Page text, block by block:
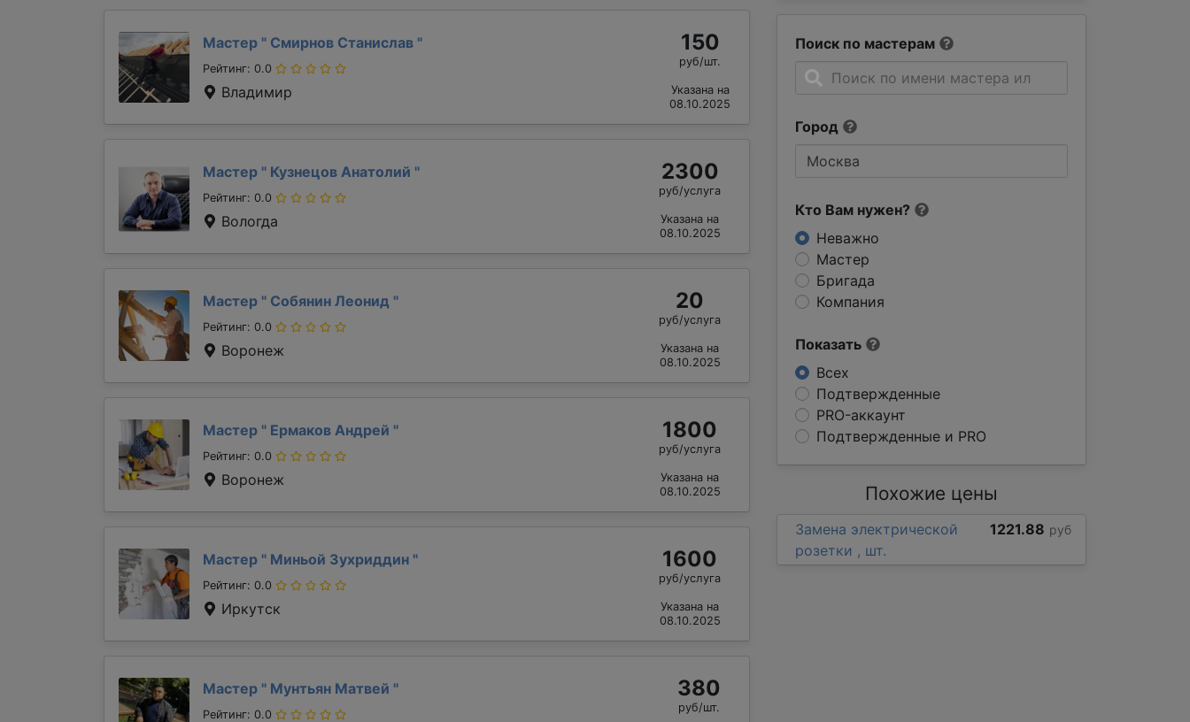
Поиск по мастерам
Город
Кто Вам нужен?
Неважно
Мастер
Бригада
Компания
Показать
Всех
Подтвержденные
PRO-аккаунт
Подтвержденные и PRO
Мастер " Смирнов Станислав "
Рейтинг: 0.0
Владимир
150
руб/шт.
Указана на
08.10.2025
Мастер " Кузнецов Анатолий "
Рейтинг: 0.0
Вологда
2300
руб/услуга
Указана на
08.10.2025
Мастер " Собянин Леонид "
Рейтинг: 0.0
Воронеж
20
руб/услуга
Указана на
08.10.2025
Мастер " Ермаков Андрей "
Рейтинг: 0.0
Воронеж
1800
руб/услуга
Указана на
08.10.2025
Мастер " Миньой Зухриддин "
Рейтинг: 0.0
Иркутск
1600
руб/услуга
Указана на
08.10.2025
Мастер " Мунтьян Матвей "
Рейтинг: 0.0
380
руб/шт.
Похожие цены
Замена электрической
розетки , шт.
1221.88 руб